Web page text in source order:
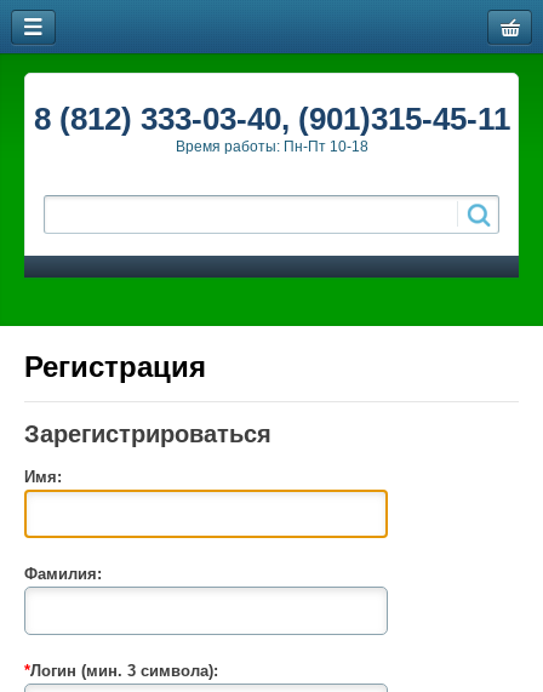
8 (812) 333-03-40, (901)315-45-11
Время работы: Пн-Пт 10-18
Регистрация
Зарегистрироваться
Имя:
Фамилия:
*Логин (мин. 3 символа):